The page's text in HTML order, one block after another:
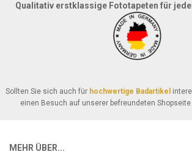
Qualitativ erstklassige Fototapeten für
Sollten Sie sich auch für hochwertige Badartikel
einen Besuch auf unserer befreundeten Shopseite
MEHR ÜBER...